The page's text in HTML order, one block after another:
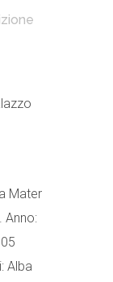
Mater
Anno:
Alba